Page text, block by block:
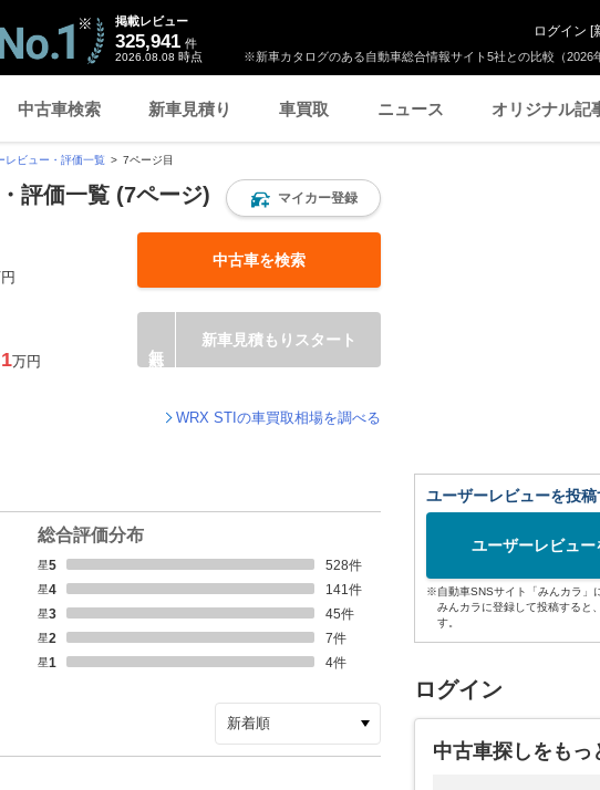
※新車カタログのある自動車総合情報サイト5社との比較（2026
掲載レビュー
325,941 件
2026.08.08 時点
ログイン [
中古車検索 新車見積り 車買取 ニュース オリジナル記
レビュー・評価一覧 7ページ目
評価一覧 (7ページ) マイカー登録
中古車を検索
万円
新車見積もりスタート
WRX STIの車買取相場を調べる
総合評価分布
星5 528件
星4
141件
星3
45件
星2
7件
星1
4件
ユーザーレビューを投稿
ユーザーレビュー
※自動車SNSサイト「みんカラ」
みんカラに登録して投稿すると
す。
ログイン
中古車探しをもっ